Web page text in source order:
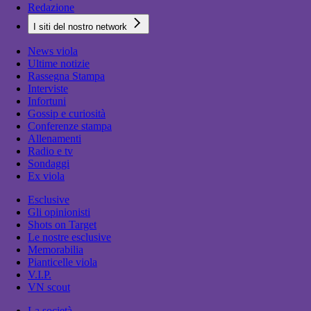
Redazione
I siti del nostro network
News viola
Ultime notizie
Rassegna Stampa
Interviste
Infortuni
Gossip e curiosità
Conferenze stampa
Allenamenti
Radio e tv
Sondaggi
Ex viola
Esclusive
Gli opinionisti
Shots on Target
Le nostre esclusive
Memorabilia
Pianticelle viola
V.I.P.
VN scout